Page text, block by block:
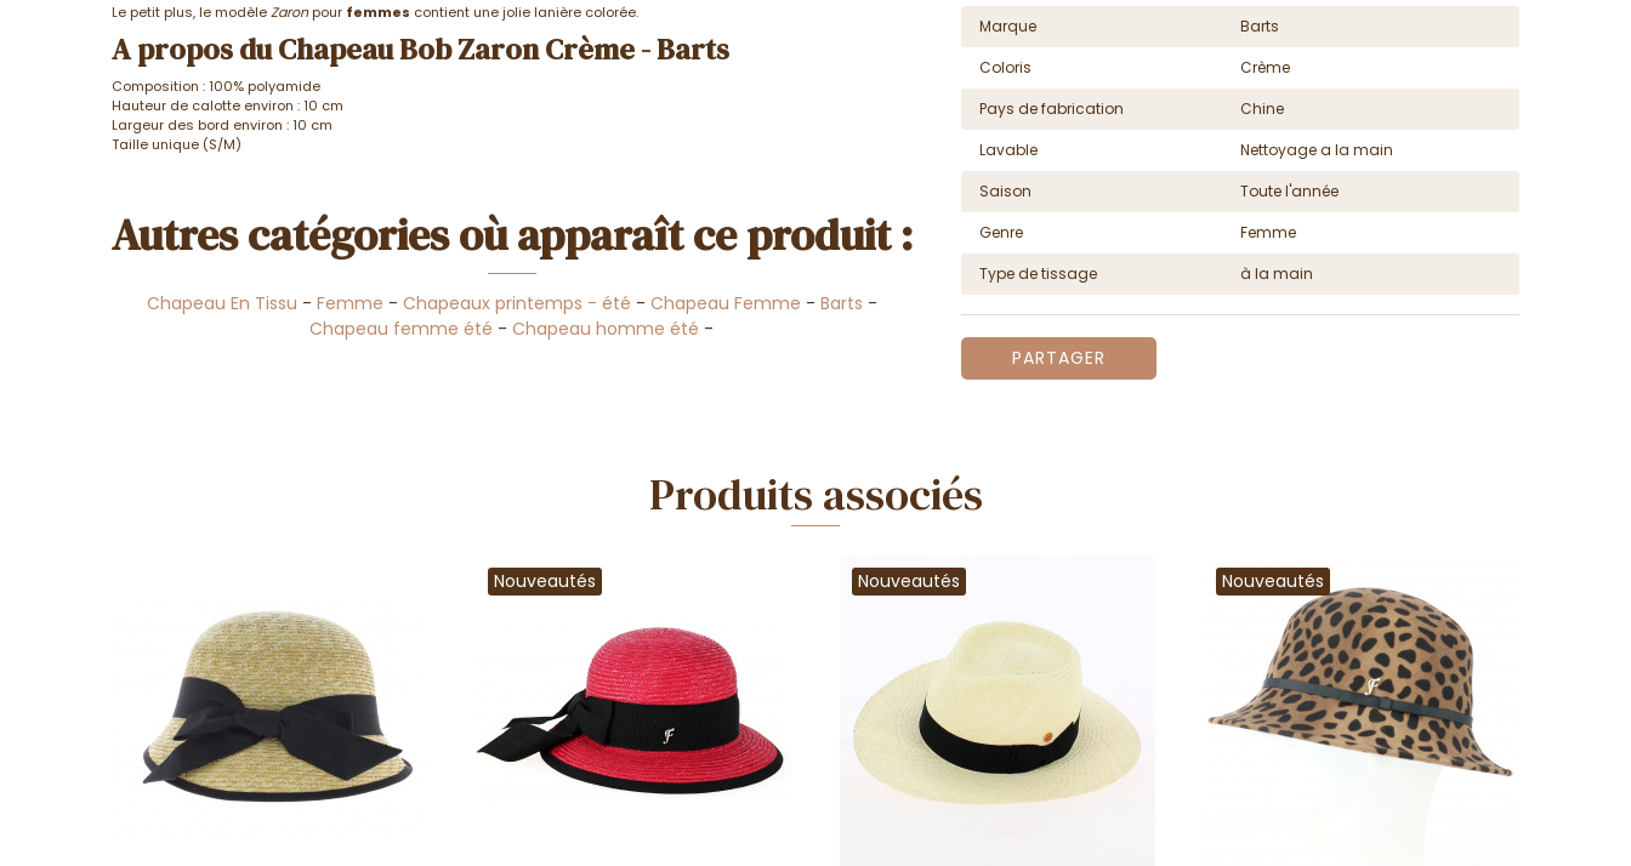
Le petit plus, le modèleZaronpour femmes contient une jolie lanière colorée.
A propos du Chapeau Bob Zaron Crème - Barts
Composition : 100% polyamide
Hauteur de calotte environ : 10 cm
Largeur des bord environ : 10 cm
Taille unique (S/M)
Autres catégories où apparaît ce produit :
Chapeau En Tissu - Femme - Chapeaux printemps - été - Chapeau Femme - Barts -
Chapeau femme été -Chapeau homme été -
Marque
Barts
Coloris
Crème
Pays de fabrication
Chine
Lavable
Nettoyage a la main
Saison
Toute l'année
Genre
Femme
Type de tissage
à la main
PARTAGER
Produits associés
Nouveautés Nouveautés Nouveautés